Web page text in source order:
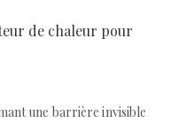
de chaleur pour
une barrière invisible